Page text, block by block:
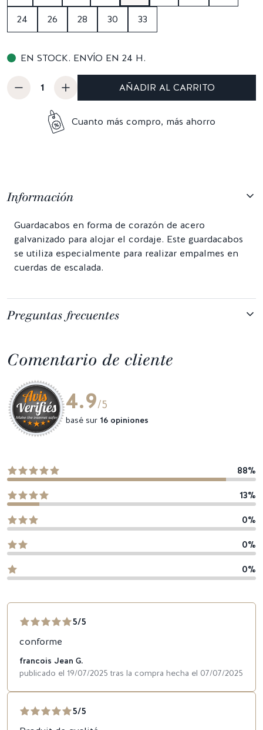
24 26 28 30 33
EN STOCK. ENVÍO EN 24 H.
AÑADIR AL CARRITO
Cuanto más compro, más ahorro
Información
Guardacabos en forma de corazón de acero
galvanizado para alojar el cordaje. Este guardacabos
se utiliza especialmente para realizar empalmes en
cuerdas de escalada.
Preguntas frecuentes
Comentario de cliente
4.9/5
basé sur 16 opiniones
88%
13%
0%
0%
0%
5/5
conforme
francois Jean G.
publicado el 19/07/2025 tras la compra hecha el 07/07/2025
5/5